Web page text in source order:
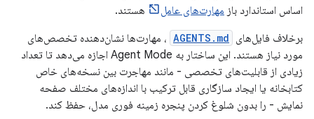
اساس استاندارد باز مهارت‌های عامل
هستند.
برخلاف فایل‌های AGENTS.md ، مهارت‌ها نشان‌دهنده تخصص‌های
مورد نیاز هستند. این ساختار به Agent Mode اجازه می‌دهد تا تعداد
زیادی از قابلیت‌های تخصصی - مانند مهاجرت بین نسخه‌های خاص
کتابخانه یا ایجاد سازگاری قابل ترکیب با اندازه‌های مختلف صفحه
نمایش - را بدون شلوغ کردن پنجره زمینه فوری مدل، حفظ کند.